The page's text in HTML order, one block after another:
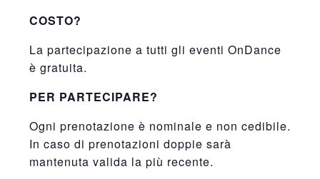
COSTO?
La partecipazione a tutti gli eventi OnDance
è gratuita.
PER PARTECIPARE?
Ogni prenotazione è nominale e non cedibile.
In caso di prenotazioni doppie sarà
mantenuta valida la più recente.